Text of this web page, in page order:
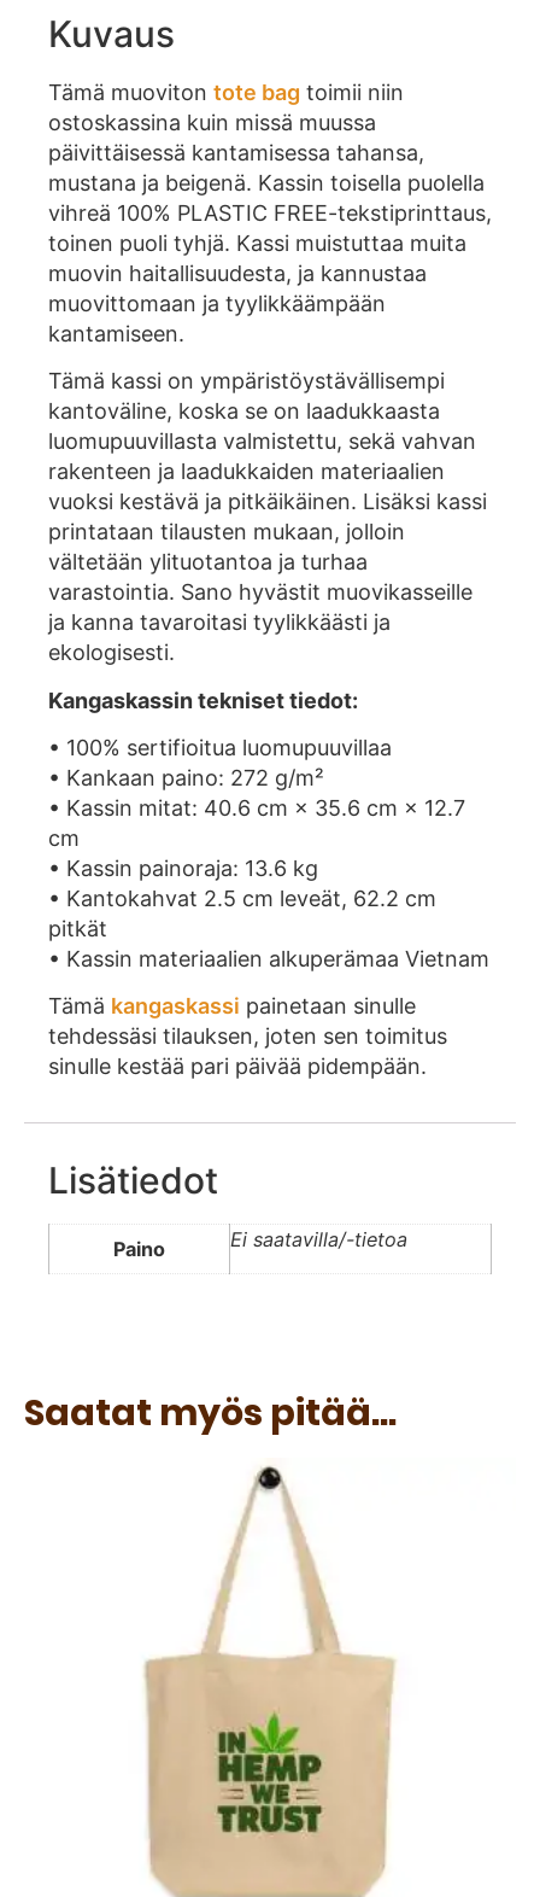
Kuvaus
Tämä muoviton tote bag toimii niin
ostoskassina kuin missä muussa
päivittäisessä kantamisessa tahansa,
mustana ja beigenä. Kassin toisella puolella
vihreä 100% PLASTIC FREE-tekstiprinttaus,
toinen puoli tyhjä. Kassi muistuttaa muita
muovin haitallisuudesta, ja kannustaa
muovittomaan ja tyylikkäämpään
kantamiseen.
Tämä kassi on ympäristöystävällisempi
kantoväline, koska se on laadukkaasta
luomupuuvillasta valmistettu, sekä vahvan
rakenteen ja laadukkaiden materiaalien
vuoksi kestävä ja pitkäikäinen. Lisäksi kassi
printataan tilausten mukaan, jolloin
vältetään ylituotantoa ja turhaa
varastointia. Sano hyvästit muovikasseille
ja kanna tavaroitasi tyylikkäästi ja
ekologisesti.
Kangaskassin tekniset tiedot:
• 100% sertifioitua luomupuuvillaa
• Kankaan paino: 272 g/m²
• Kassin mitat: 40.6 cm × 35.6 cm × 12.7
cm
• Kassin painoraja: 13.6 kg
• Kantokahvat 2.5 cm leveät, 62.2 cm
pitkät
• Kassin materiaalien alkuperämaa Vietnam
Tämä kangaskassi painetaan sinulle
tehdessäsi tilauksen, joten sen toimitus
sinulle kestää pari päivää pidempään.
Lisätiedot
Paino Ei saatavilla/-tietoa
Saatat myös pitää...